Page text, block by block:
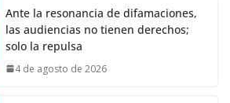
Ante la resonancia de difamaciones,
las audiencias no tienen derechos;
solo la repulsa
4 de agosto de 2026